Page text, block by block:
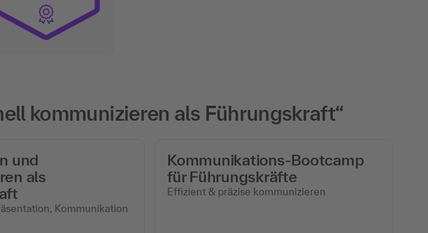
kommunizieren als Führungskraft“
und
als
Kommunikation
Kommunikations-Bootcamp
für Führungskräfte
Effizient & präzise kommunizieren